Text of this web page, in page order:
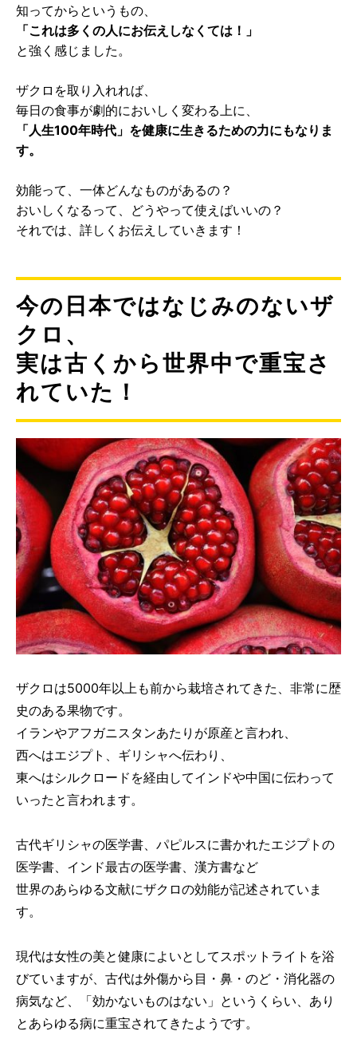
知ってからというもの、
「これは多くの人にお伝えしなくては！」
と強く感じました。
ザクロを取り入れれば、
毎日の食事が劇的においしく変わる上に、
「人生100年時代」を健康に生きるための力にもなりま
す。
効能って、一体どんなものがあるの？
おいしくなるって、どうやって使えばいいの？
それでは、詳しくお伝えしていきます！
今の日本ではなじみのないザ
クロ、
実は古くから世界中で重宝さ
れていた！
ザクロは5000年以上も前から栽培されてきた、非常に歴
史のある果物です。
イランやアフガニスタンあたりが原産と言われ、
西へはエジプト、ギリシャへ伝わり、
東へはシルクロードを経由してインドや中国に伝わって
いったと言われます。
古代ギリシャの医学書、パピルスに書かれたエジプトの
医学書、インド最古の医学書、漢方書など
世界のあらゆる文献にザクロの効能が記述されていま
す。
現代は女性の美と健康によいとしてスポットライトを浴
びていますが、古代は外傷から目・鼻・のど・消化器の
病気など、「効かないものはない」というくらい、あり
とあらゆる病に重宝されてきたようです。